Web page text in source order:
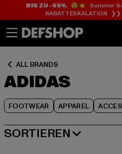
BIS ZU -65%😲💥 Summer
RABATTESKALATION ❯❯
ALL BRANDS
ADIDAS
FOOTWEAR APPAREL
SORTIEREN
BELIEBTESTE